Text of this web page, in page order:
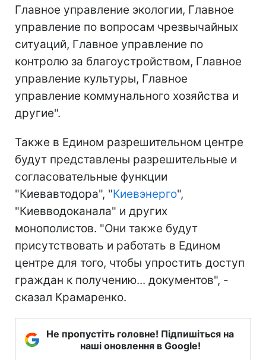
Главное управление экологии, Главное
управление по вопросам чрезвычайных
ситуаций, Главное управление по
контролю за благоустройством, Главное
управление культуры, Главное
управление коммунального хозяйства и
другие".
Также в Едином разрешительном центре
будут представлены разрешительные и
согласовательные функции
"Киевавтодора", "Киевэнерго",
"Киевводоканала" и других
монополистов. "Они также будут
присутствовать и работать в Едином
центре для того, чтобы упростить доступ
граждан к получению... документов", -
сказал Крамаренко.
Не пропустіть головне! Підпишіться на
наші оновлення в Google!